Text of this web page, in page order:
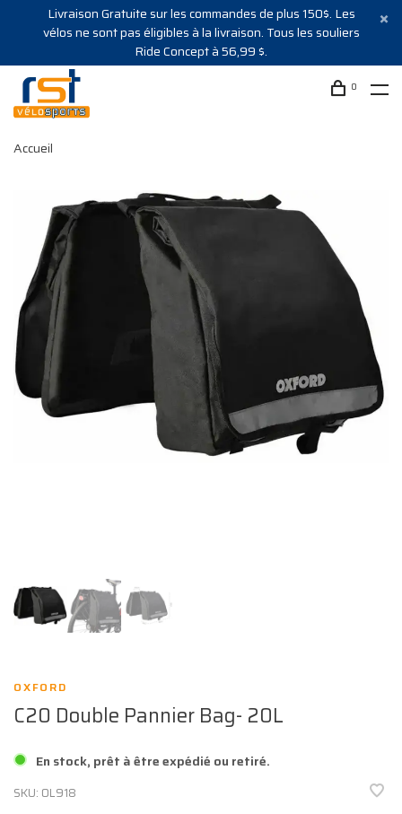
Livraison Gratuite sur les commandes de plus 150$. Les
vélos ne sont pas éligibles à la livraison. Tous les souliers
Ride Concept à 56,99 $.
0
Accueil
OXFORD
C20 Double Pannier Bag- 20L
En stock, prêt à être expédié ou retiré.
SKU: OL918